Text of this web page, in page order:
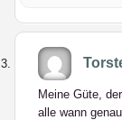
Meine Güte,
alle wann